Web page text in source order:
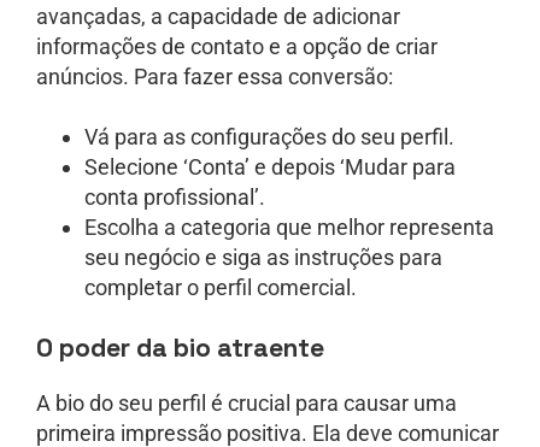
avançadas, a capacidade de adicionar
informações de contato e a opção de criar
anúncios. Para fazer essa conversão:
Vá para as configurações do seu perfil.
Selecione ‘Conta’ e depois ‘Mudar para
conta profissional’.
Escolha a categoria que melhor representa
seu negócio e siga as instruções para
completar o perfil comercial.
O poder da bio atraente
A bio do seu perfil é crucial para causar uma
primeira impressão positiva. Ela deve comunicar